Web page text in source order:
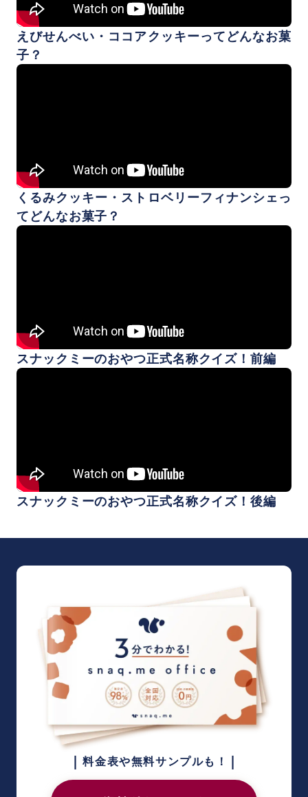
えびせんべい・ココアクッキーってどんなお菓
子？
くるみクッキー・ストロベリーフィナンシェっ
てどんなお菓子？
スナックミーのおやつ正式名称クイズ！前編
スナックミーのおやつ正式名称クイズ！後編
| 料金表や無料サンプルも！ |